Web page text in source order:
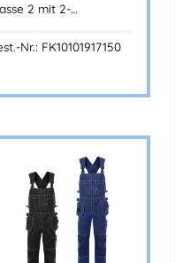
2 mit 2-…
Nr.: FK10101917150